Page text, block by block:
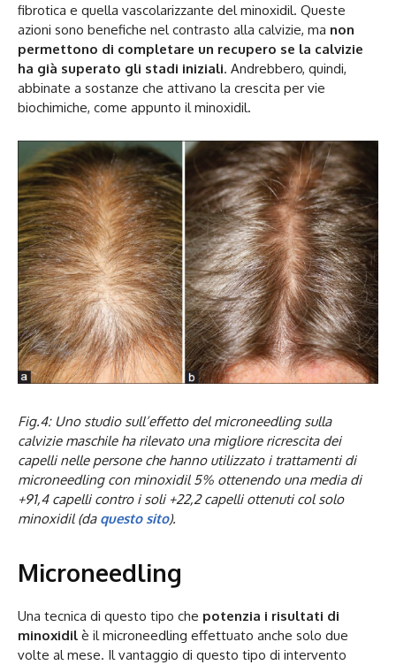
fibrotica e quella vascolarizzante del minoxidil. Queste
azioni sono benefiche nel contrasto alla calvizie, ma non
permettono di completare un recupero se la calvizie
ha già superato gli stadi iniziali. Andrebbero, quindi,
abbinate a sostanze che attivano la crescita per vie
biochimiche, come appunto il minoxidil.
Fig.4: Uno studio sull’effetto del microneedling sulla
calvizie maschile ha rilevato una migliore ricrescita dei
capelli nelle persone che hanno utilizzato i trattamenti di
microneedling con minoxidil 5% ottenendo una media di
+91,4 capelli contro i soli +22,2 capelli ottenuti col solo
minoxidil (da questo sito).
Microneedling
Una tecnica di questo tipo che potenzia i risultati di
minoxidil è il microneedling effettuato anche solo due
volte al mese. Il vantaggio di questo tipo di intervento